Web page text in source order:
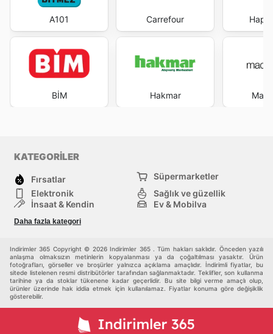
A101
BİM
Carrefour
Hakmar
KATEGORİLER
Fırsatlar
Süpermarketler
Elektronik
Sağlık ve güzellik
İnşaat & Kendin
Ev & Mobilya
Bebekler ve çocuklar
Daha fazla kategori
Indirimler 365 Copyright © 2026 Indirimler 365 . Tüm hakları saklıdır. Önceden yazılı
anlaşma olmaksızın metinlerin kopyalanması ya da çoğaltılması yasaktır. Ürün
fotoğrafları, görseller ve broşürler yalnızca açıklama amaçlıdır. İndirimli fiyatlar, bu
sitede listelenen resmi distribütörler tarafından sağlanmaktadır. Teklifler, son kullanma
tarihine ya da stoklar tükenene kadar geçerlidir. Bu site bilgi verme amaçlı olup,
ürünler üzerinde hak iddia etmek için kullanılamaz. Fiyatlar konuma göre değişiklik
gösterebilir.